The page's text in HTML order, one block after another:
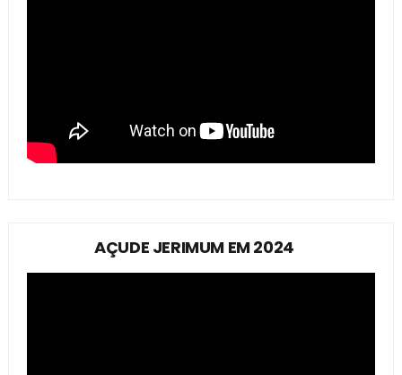
AÇUDE JERIMUM EM 2024